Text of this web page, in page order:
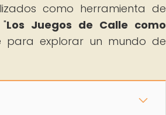
como herramienta de
Los Juegos de Calle como
para explorar un mundo de